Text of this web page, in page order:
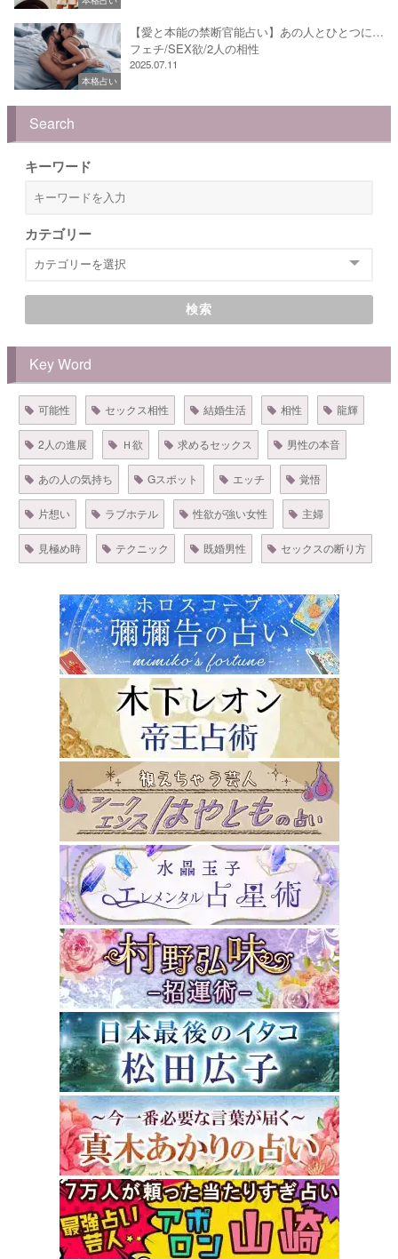
本格占い
【愛と本能の禁断官能占い】あの人とひとつに…
フェチ/SEX欲/2人の相性
2025.07.11
Search
キーワード
カテゴリー
検索
Key Word
可能性 セックス相性 結婚生活 相性 龍輝
2人の進展 Ｈ欲 求めるセックス 男性の本音
あの人の気持ち Gスポット エッチ 覚悟
片想い ラブホテル 性欲が強い女性 主婦
見極め時 テクニック 既婚男性 セックスの断り方